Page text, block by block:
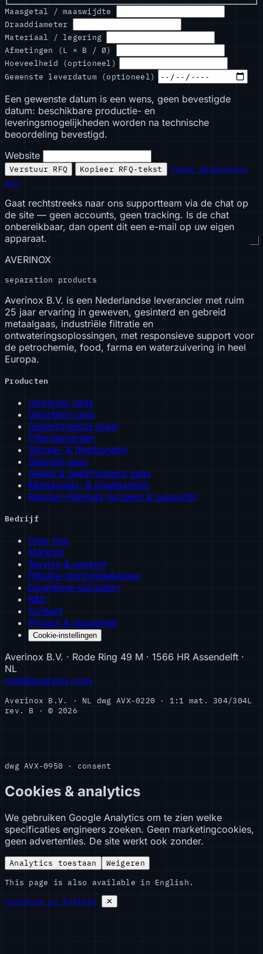
Maasgetal / maaswijdte
Draaddiameter
Materiaal / legering
Afmetingen (L × B / Ø)
Hoeveelheid (optioneel)
Gewenste leverdatum (optioneel)
Een gewenste datum is een wens, geen bevestigde
datum: beschikbare productie- en
leveringsmogelijkheden worden na technische
beoordeling bevestigd.
Website
Verstuur RFQ Kopieer RFQ-tekst
Vraag datasheets
aan
Gaat rechtstreeks naar ons supportteam via de chat op
de site — geen accounts, geen tracking. Is de chat
onbereikbaar, dan opent dit een e-mail op uw eigen
apparaat.
AVERINOX
separation products
Averinox B.V. is een Nederlandse leverancier met ruim
25 jaar ervaring in geweven, gesinterd en gebreid
metaalgaas, industriële filtratie en
ontwateringsoplossingen, met responsieve support voor
de petrochemie, food, farma en waterzuivering in heel
Europa.
Producten
Geweven gaas
Gesinterd gaas
Geperforeerde plaat
Filterelementen
Spiraal- & filterbanden
Gebreid gaas
Gelast & geëxtrudeerd gaas
Metaalgaas- & plaatbanden
Reactor-internals (screens & supports)
Bedrijf
Over ons
Markten
Service & support
Filtratie-storingsdatabase
Downtime-calculator
R&D
Contact
Privacy & disclaimer
Cookie-instellingen
Averinox B.V. · Rode Ring 49 M · 1566 HR Assendelft ·
NL
mail@averinox.com
Averinox B.V. · NL dwg AVX-0220 · 1:1 mat. 304/304L
rev. B · © 2026
dwg AVX-0950 · consent
Cookies & analytics
We gebruiken Google Analytics om te zien welke
specificaties engineers zoeken. Geen marketingcookies,
geen advertenties. De site werkt ook zonder.
Analytics toestaan
Weigeren
This page is also available in English.
Continue in English
✕